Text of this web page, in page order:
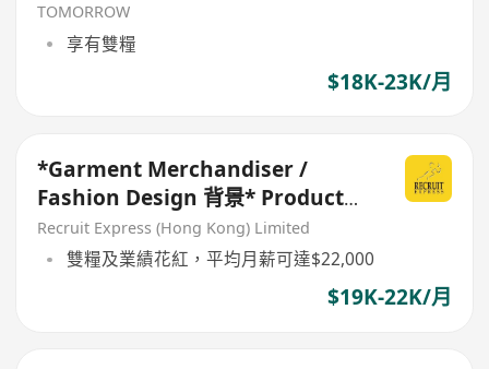
TOMORROW
享有雙糧
$18K-23K/月
*Garment Merchandiser /
Fashion Design 背景* Product
Developer (要有1年相關經驗)
Recruit Express (Hong Kong) Limited
雙糧及業績花紅，平均月薪可達$22,000
$19K-22K/月